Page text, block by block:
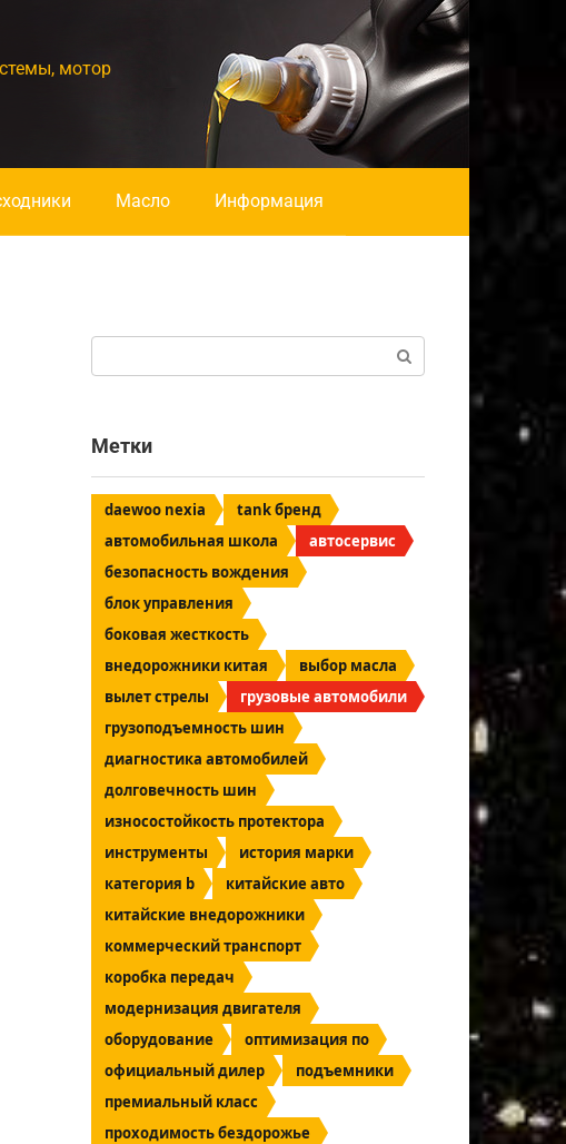
мотор
Масло Информация
Метки
daewoo nexia
tank бренд
автомобильная школа
автосервис
безопасность вождения
блок управления
боковая жесткость
внедорожники китая
выбор масла
вылет стрелы
грузовые автомобили
грузоподъемность шин
диагностика автомобилей
долговечность шин
износостойкость протектора
инструменты
история марки
категория b
китайские авто
китайские внедорожники
коммерческий транспорт
коробка передач
модернизация двигателя
оборудование
оптимизация по
официальный дилер
подъемники
премиальный класс
проходимость бездорожье